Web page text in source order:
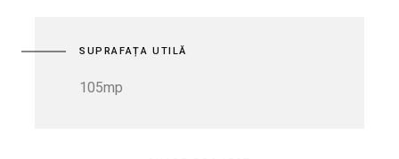
SUPRAFAȚA UTILĂ
105mp